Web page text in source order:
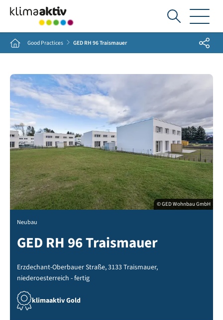
Ich
suche...
Home Good Practices GED RH 96 Traismauer Share
© GED Wohnbau GmbH
Neubau
GED RH 96 Traismauer
Erzdechant-Oberbauer Straße, 3133 Traismauer,
niederoesterreich - fertig
klimaaktiv Gold